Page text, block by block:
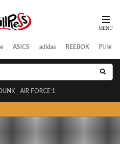
ASICS adidas REEBOK PUMA
DUNK AIR FORCE 1